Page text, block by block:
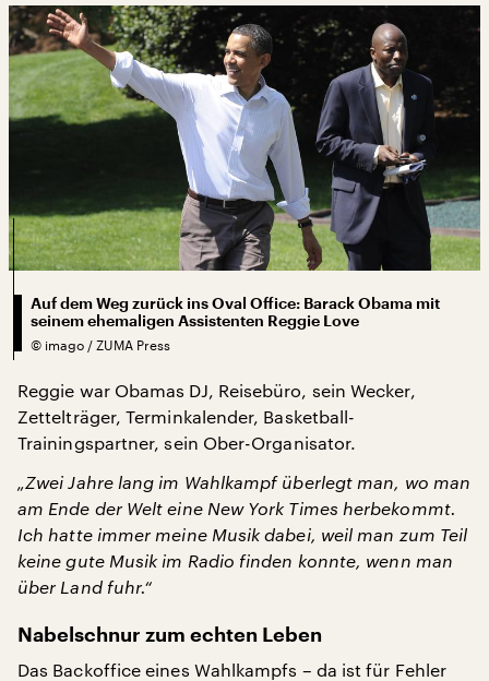
Auf dem Weg zurück ins Oval Office: Barack Obama mit
seinem ehemaligen Assistenten Reggie Love
© imago / ZUMA Press
Reggie war Obamas DJ, Reisebüro, sein Wecker,
Zettelträger, Terminkalender, Basketball-
Trainingspartner, sein Ober-Organisator.
„Zwei Jahre lang im Wahlkampf überlegt man, wo man
am Ende der Welt eine New York Times herbekommt.
Ich hatte immer meine Musik dabei, weil man zum Teil
keine gute Musik im Radio finden konnte, wenn man
über Land fuhr.“
Nabelschnur zum echten Leben
Das Backoffice eines Wahlkampfs – da ist für Fehler